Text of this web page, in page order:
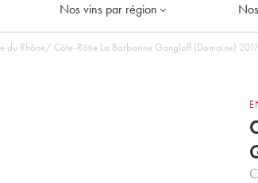
Nos vins par région
du Rhône/ Côte-Rôtie